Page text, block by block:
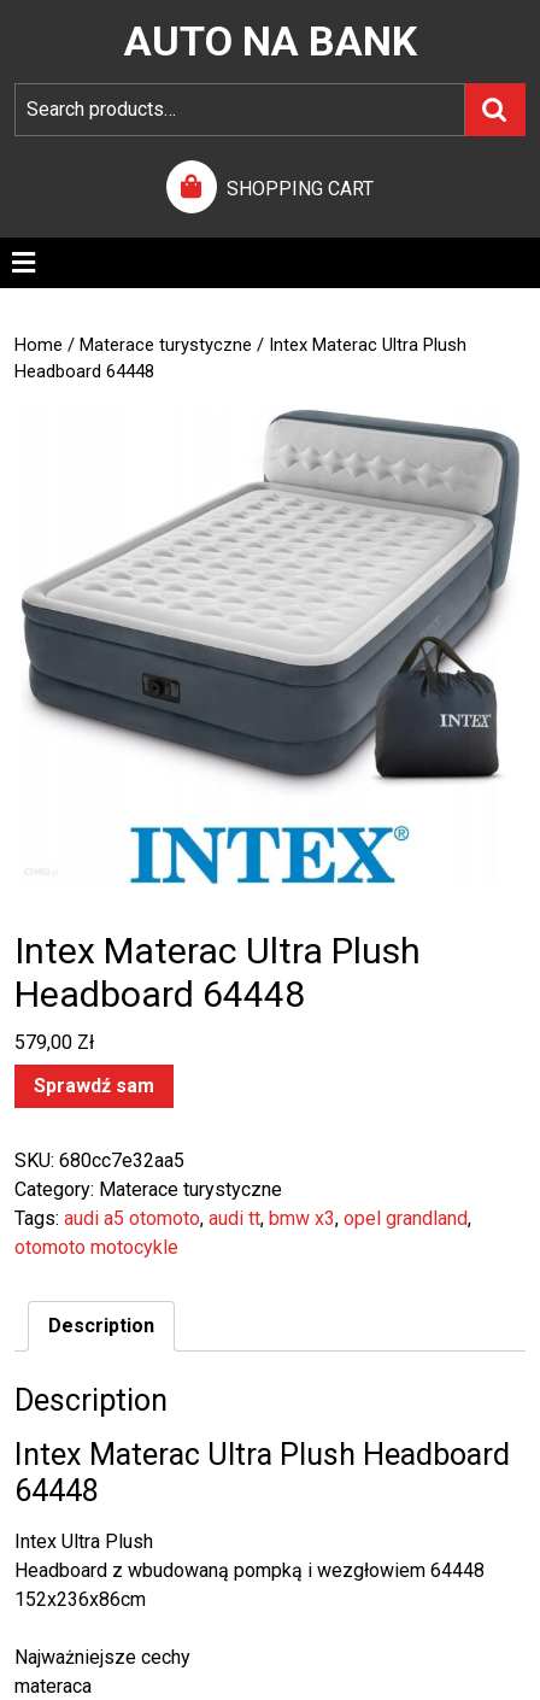
AUTO NA BANK
SHOPPING CART
Home / Materace turystyczne / Intex Materac Ultra Plush
Headboard 64448
Intex Materac Ultra Plush
Headboard 64448
579,00 Zł
Sprawdź sam
SKU: 680cc7e32aa5
Category: Materace turystyczne
Tags: audi a5 otomoto, audi tt, bmw x3, opel grandland,
otomoto motocykle
Description
Description
Intex Materac Ultra Plush Headboard
64448
Intex Ultra Plush
Headboard z wbudowaną pompką i wezgłowiem 64448
152x236x86cm
Najważniejsze cechy
materaca